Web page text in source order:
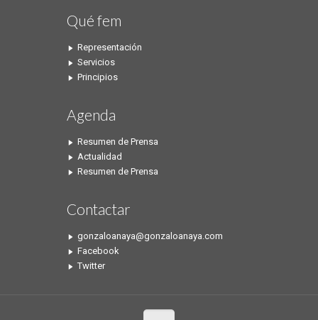
Qué fem
Representación
Servicios
Principios
Agenda
Resumen de Prensa
Actualidad
Resumen de Prensa
Contactar
gonzaloanaya@gonzaloanaya.com
Facebook
Twitter